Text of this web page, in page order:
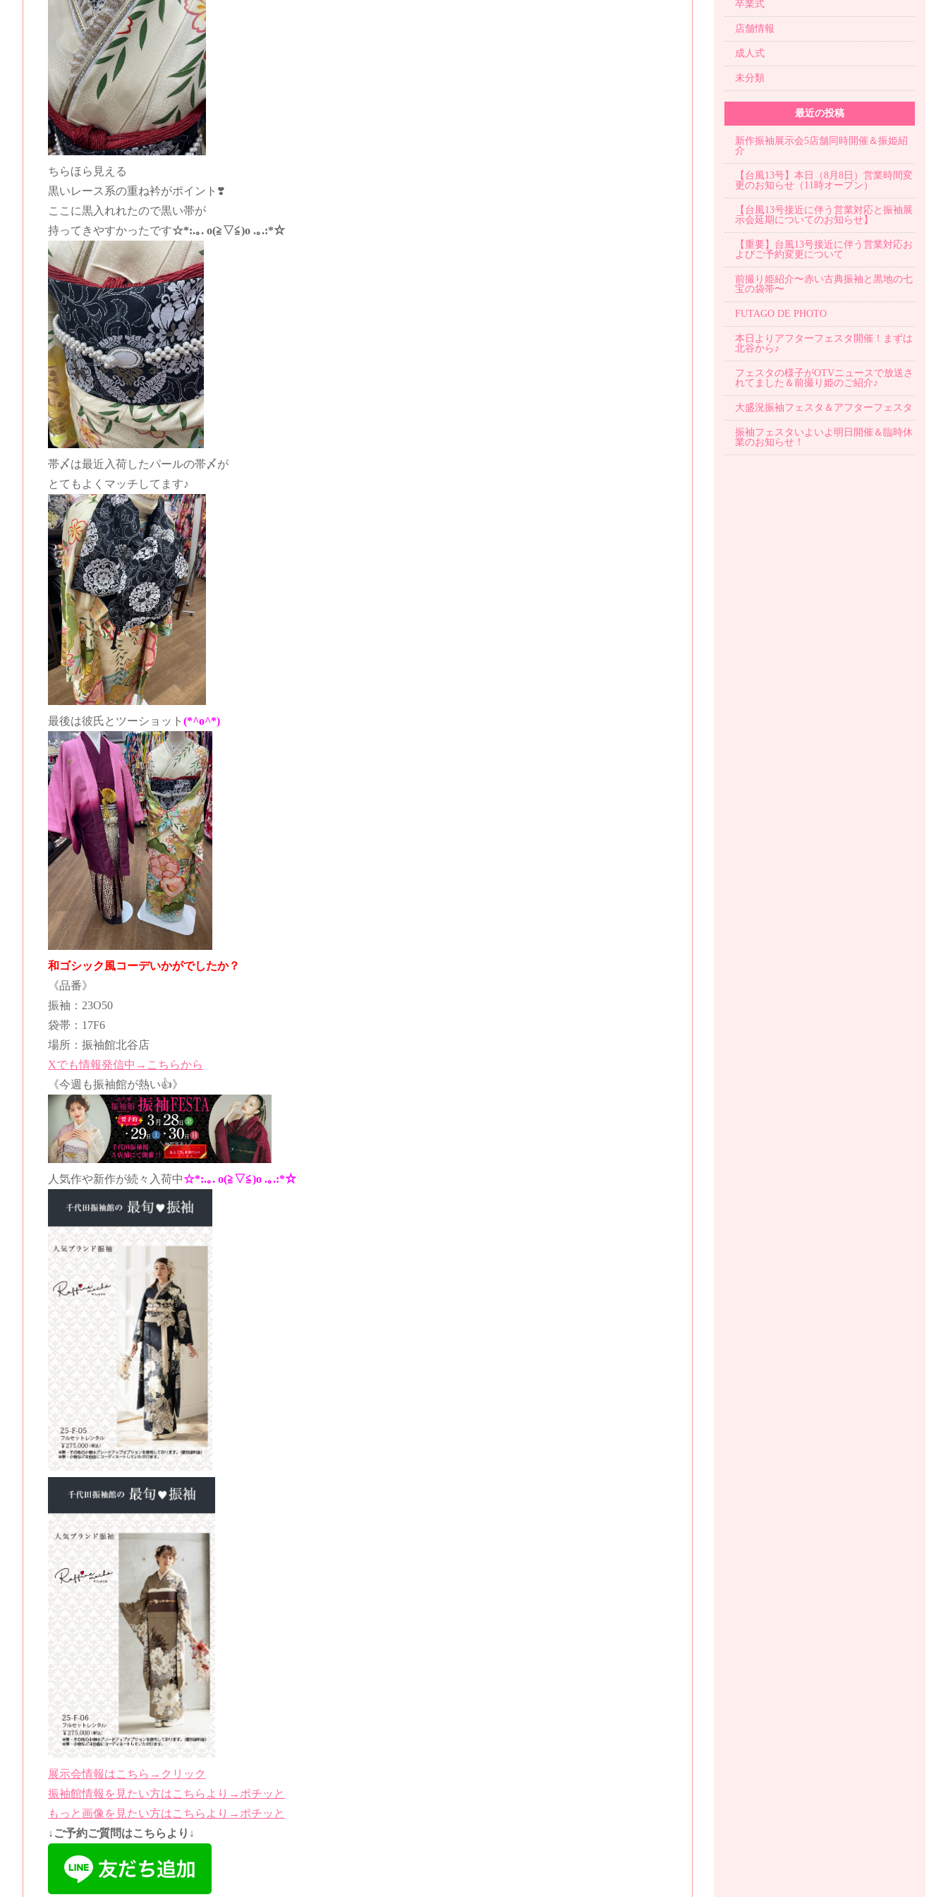
ちらほら見える
黒いレース系の重ね衿がポイント❣️
ここに黒入れれたので黒い帯が
持ってきやすかったです☆*:.｡. o(≧▽≦)o .｡.:*☆
帯〆は最近入荷したパールの帯〆が
とてもよくマッチしてます♪
最後は彼氏とツーショット (*^o^*)
和ゴシック風コーデいかがでしたか？
《品番》
振袖：23O50
袋帯：17F6
場所：振袖館北谷店
Xでも情報発信中→こちらから
《今週も振袖館が熱い👍》
人気作や新作が続々入荷中☆*:.｡. o(≧▽≦)o .｡.:*☆
展示会情報はこちら→クリック
振袖館情報を見たい方はこちらより→ポチッと
もっと画像を見たい方はこちらより→ポチッと
↓ご予約ご質問はこちらより↓
卒業式
店舗情報
成人式
未分類
最近の投稿
新作振袖展示会5店舗同時開催＆振姫紹
介
【台風13号】本日（8月8日）営業時間変
更のお知らせ（11時オープン）
【台風13号接近に伴う営業対応と振袖展
示会延期についてのお知らせ】
【重要】台風13号接近に伴う営業対応お
よびご予約変更について
前撮り姫紹介〜赤い古典振袖と黒地の七
宝の袋帯〜
FUTAGO DE PHOTO
本日よりアフターフェスタ開催！まずは
北谷から♪
フェスタの様子がOTVニュースで放送さ
れてました＆前撮り姫のご紹介♪
大盛況振袖フェスタ＆アフターフェスタ
振袖フェスタいよいよ明日開催＆臨時休
業のお知らせ！